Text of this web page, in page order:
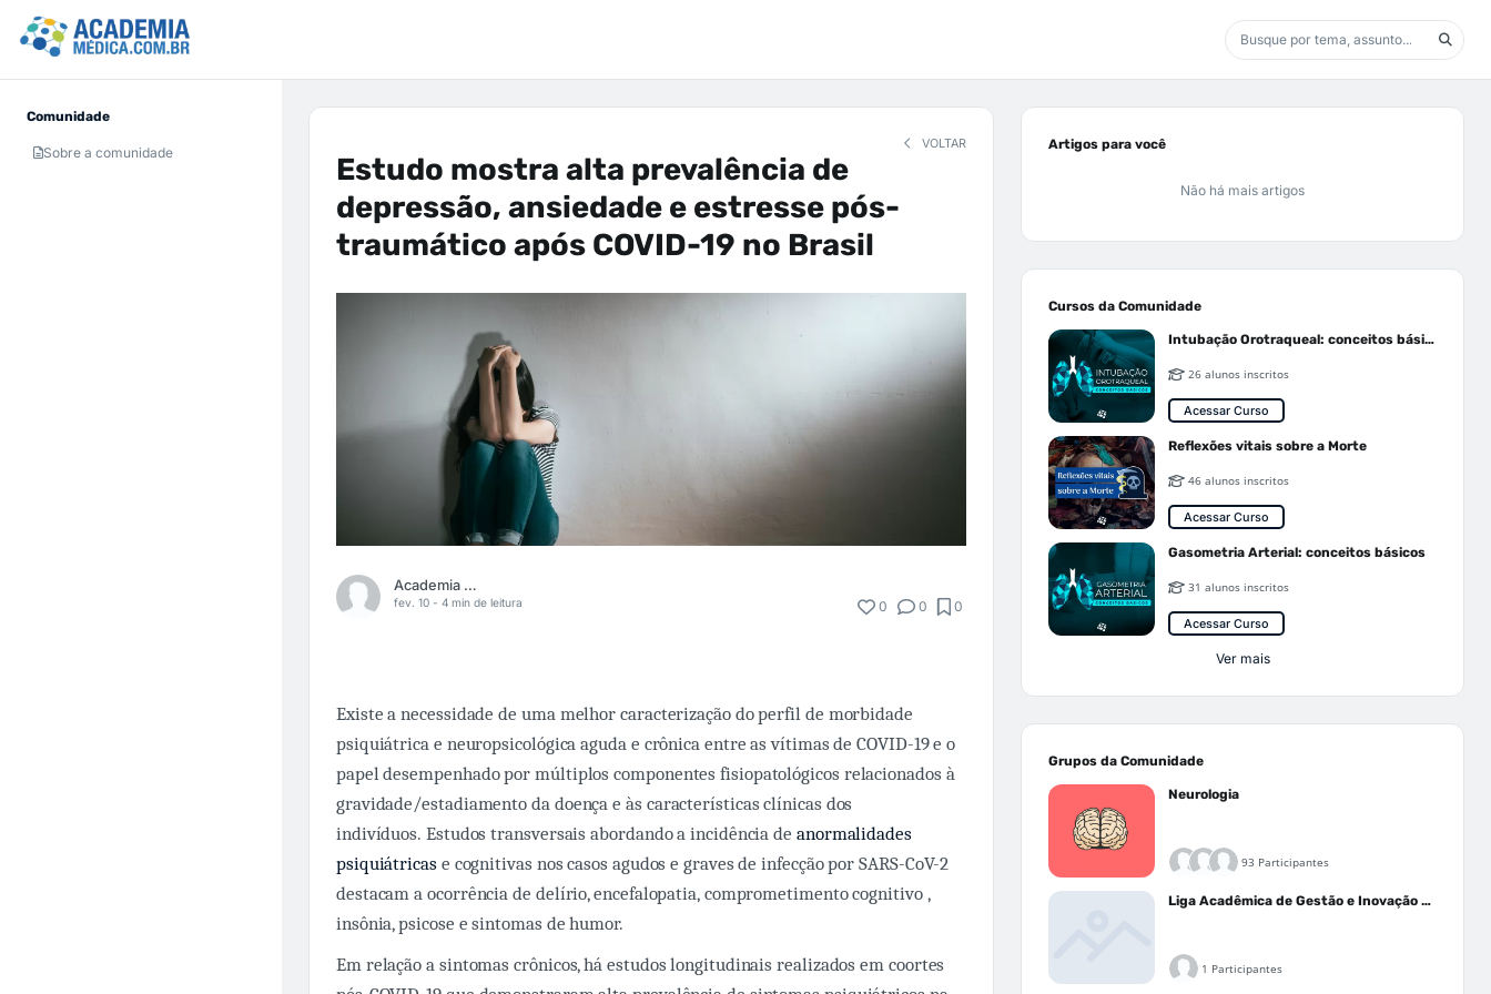
Comunidade
Sobre a comunidade
VOLTAR
Estudo mostra alta prevalência de
depressão, ansiedade e estresse pós-
traumático após COVID-19 no Brasil
Academia Médica
fev. 10 - 4 min de leitura 0 0 0
Existe a necessidade de uma melhor caracterização do perfil de morbidade
psiquiátrica e neuropsicológica aguda e crônica entre as vítimas de COVID-19 e o
papel desempenhado por múltiplos componentes fisiopatológicos relacionados à
gravidade/estadiamento da doença e às características clínicas dos
indivíduos. Estudos transversais abordando a incidência de anormalidades
psiquiátricase cognitivas nos casos agudos e graves de infecção por SARS-CoV-2
destacam a ocorrência de delírio, encefalopatia, comprometimento cognitivo ,
insônia, psicose e sintomas de humor.
Em relação a sintomas crônicos, há estudos longitudinais realizados em coortes
Artigos para você
Não há mais artigos
Cursos da Comunidade
Intubação Orotraqueal: conceitos básicos
26 alunos inscritos
Acessar Curso
Reflexões vitais sobre a Morte
46 alunos inscritos
Acessar Curso
Gasometria Arterial: conceitos básicos
31 alunos inscritos
Acessar Curso
Ver mais
Grupos da Comunidade
Neurologia
93 Participantes
Liga Acadêmica de Gestão e Inovação Médica - LAGIM
1 Participantes